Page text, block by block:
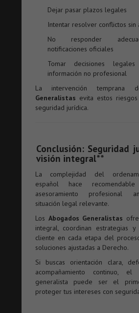
Dejar pasar plazos legales
Intentar resolver conflictos sin
No responder
notificaciones oficiales
Tomar decisiones
información no profesional
La intervención temprana
Generalistas evita estos
seguridad jurídica.
Conclusión: Seguridad
visión integral**
La complejidad del
español hace
asesoramiento profesional
situación legal relevante.
Los Abogados Generalistas
integral, coordinan estrategias y
cliente en cada etapa del
soluciones ajustadas a Derecho.
Si buscas orientación clara,
acompañamiento continuo, el
generalista puede ser el
proteger tus intereses con